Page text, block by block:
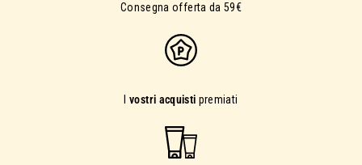
Consegna offerta da 59€
Ivostri acquisti premiati